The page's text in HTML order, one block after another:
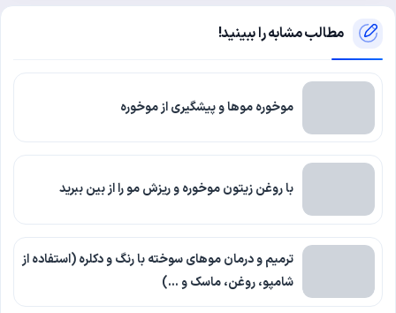
مطالب مشابه را ببینید!
موخوره موها و پیشگیری از موخوره
با روغن زیتون موخوره و ریزش مو را از بین ببرید
ترمیم و درمان موهای سوخته با رنگ و دکلره (استفاده از
شامپو، روغن، ماسک و …)